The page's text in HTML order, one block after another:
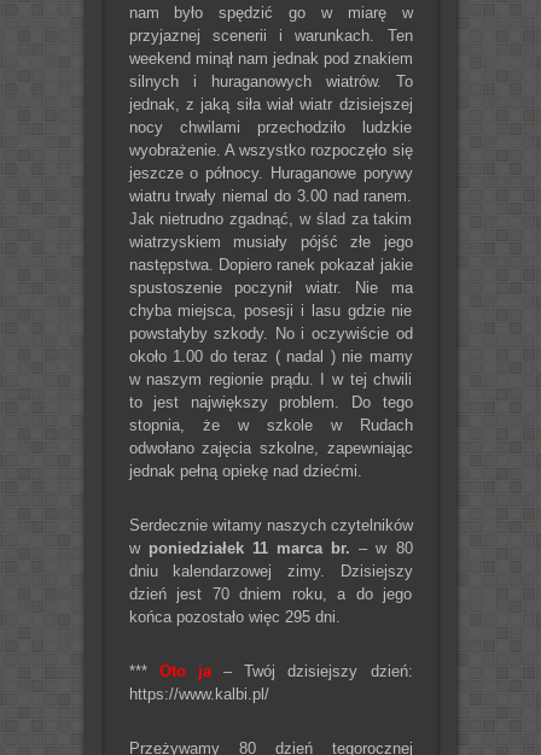
nam było spędzić go w miarę w
przyjaznej scenerii i warunkach. Ten
weekend minął nam jednak pod znakiem
silnych i huraganowych wiatrów. To
jednak, z jaką siła wiał wiatr dzisiejszej
nocy chwilami przechodziło ludzkie
wyobrażenie. A wszystko rozpoczęło się
jeszcze o północy. Huraganowe porywy
wiatru trwały niemal do 3.00 nad ranem.
Jak nietrudno zgadnąć, w ślad za takim
wiatrzyskiem musiały pójść złe jego
następstwa. Dopiero ranek pokazał jakie
spustoszenie poczynił wiatr. Nie ma
chyba miejsca, posesji i lasu gdzie nie
powstałyby szkody. No i oczywiście od
około 1.00 do teraz ( nadal ) nie mamy
w naszym regionie prądu. I w tej chwili
to jest największy problem. Do tego
stopnia, że w szkole w Rudach
odwołano zajęcia szkolne, zapewniając
jednak pełną opiekę nad dziećmi.
Serdecznie witamy naszych czytelników
w poniedziałek 11 marca br.– w 80
dniu kalendarzowej zimy. Dzisiejszy
dzień jest 70 dniem roku, a do jego
końca pozostało więc 295 dni.
*** Oto ja– Twój dzisiejszy dzień:
https://www.kalbi.pl/
Przeżywamy 80 dzień tegorocznej